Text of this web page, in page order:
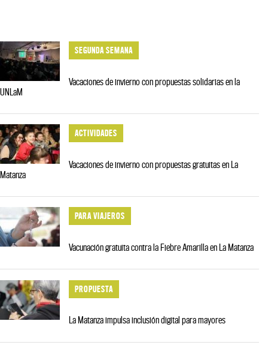
SEGUNDA SEMANA
Vacaciones de invierno con propuestas solidarias en la
UNLaM
ACTIVIDADES
Vacaciones de invierno con propuestas gratuitas en La
Matanza
PARA VIAJEROS
Vacunación gratuita contra la Fiebre Amarilla en La Matanza
PROPUESTA
La Matanza impulsa inclusión digital para mayores